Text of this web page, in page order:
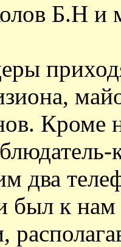
Б.Н и
Кроме
два
был к нам